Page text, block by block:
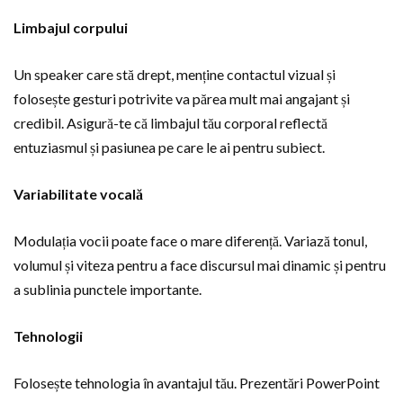
Limbajul corpului
Un speaker care stă drept, menține contactul vizual și
folosește gesturi potrivite va părea mult mai angajant și
credibil. Asigură-te că limbajul tău corporal reflectă
entuziasmul și pasiunea pe care le ai pentru subiect.
Variabilitate vocală
Modulația vocii poate face o mare diferență. Variază tonul,
volumul și viteza pentru a face discursul mai dinamic și pentru
a sublinia punctele importante.
Tehnologii
Folosește tehnologia în avantajul tău. Prezentări PowerPoint